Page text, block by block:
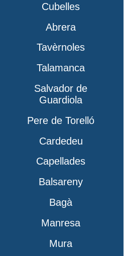
Cubelles
Abrera
Tavèrnoles
Talamanca
Salvador de
Guardiola
Pere de Torelló
Cardedeu
Capellades
Balsareny
Bagà
Manresa
Mura